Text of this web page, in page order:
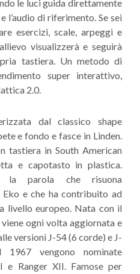
le luci guida direttamente
l’audio di riferimento. Se sei
esercizi, scale, arpeggi e
visualizzerà e seguirà
tastiera. Un metodo di
super interattivo,
2.0.
dal classico shape
e fondo e fasce in Linden.
tastiera in South American
e capotasto in plastica.
la parola che risuona
e che ha contribuito ad
livello europeo. Nata con il
ogni volta aggiornata e
versioni J-54 (6 corde) e J-
vengono nominate
e Ranger XII. Famose per